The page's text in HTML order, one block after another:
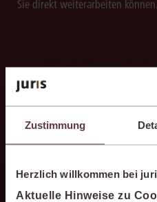
Zustimmung
Herzlich willkommen bei
Aktuelle Hinweise zu
Sie direkt weiterarbeiten können.
Ergebnisse sicher
zitierfähigen
transparent prüfen, fachlich